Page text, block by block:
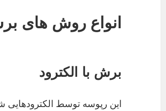
انواع روش های
برش با الکترود
این رپوسه توسط الکترودهایی